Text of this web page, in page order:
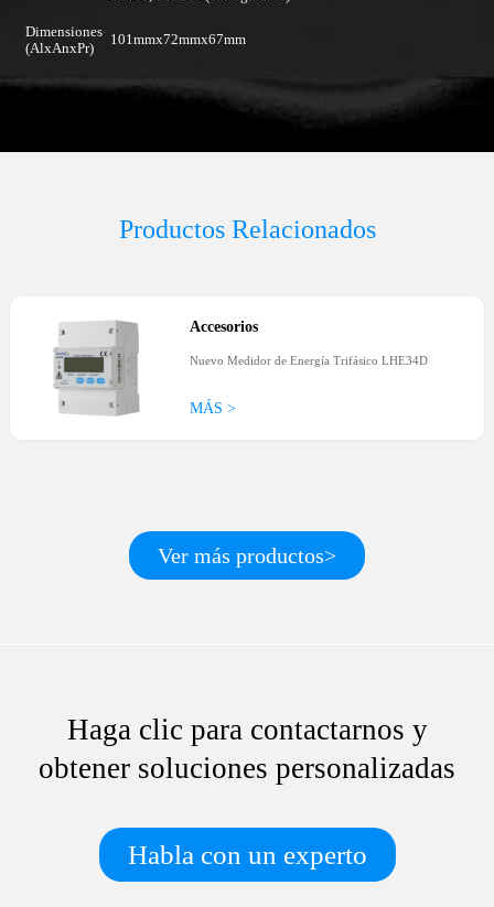
Dimensiones
(AlxAnxPr)
101mmx72mmx67mm
Productos Relacionados
Accesorios
Nuevo Medidor de Energía Trifásico LHE34D
MÁS >
Ver más productos>
Haga clic para contactarnos y
obtener soluciones personalizadas
Habla con un experto